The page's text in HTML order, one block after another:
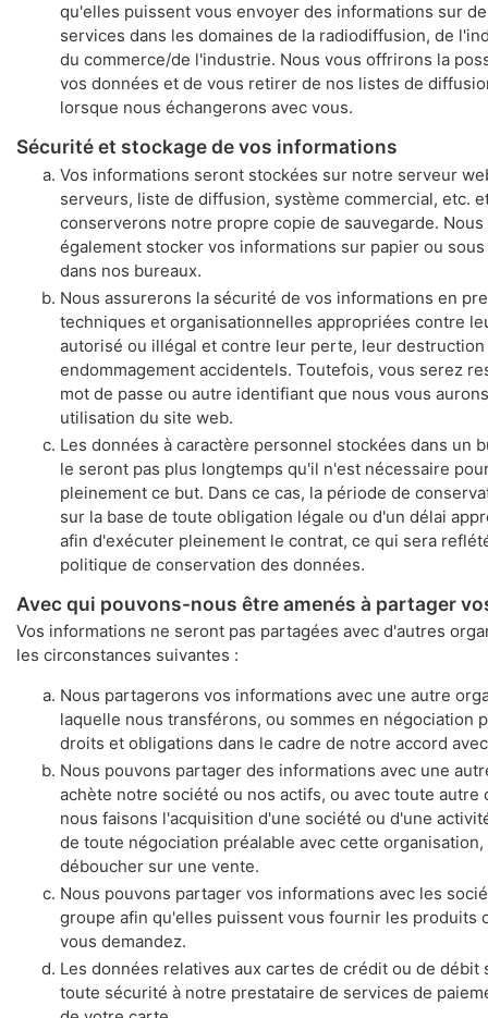
qu'elles puissent vous envoyer des informations sur
services dans les domaines de la radiodiffusion, de
du commerce/de l'industrie. Nous vous offrirons la
vos données et de vous retirer de nos listes de
lorsque nous échangerons avec vous.
Sécurité et stockage de vos informations
Vos informations seront stockées sur notre serveur
serveurs, liste de diffusion, système commercial, etc.
conserverons notre propre copie de sauvegarde.
également stocker vos informations sur papier ou
dans nos bureaux.
Nous assurerons la sécurité de vos informations en
techniques et organisationnelles appropriées contre
autorisé ou illégal et contre leur perte, leur
endommagement accidentels. Toutefois, vous serez
mot de passe ou autre identifiant que nous vous
utilisation du site web.
Les données à caractère personnel stockées dans un
le seront pas plus longtemps qu'il n'est nécessaire
pleinement ce but. Dans ce cas, la période de
sur la base de toute obligation légale ou d'un délai
afin d'exécuter pleinement le contrat, ce qui sera
politique de conservation des données.
Avec qui pouvons-nous être amenés à partager
Vos informations ne seront pas partagées avec d'autres
les circonstances suivantes :
Nous partagerons vos informations avec une autre
laquelle nous transférons, ou sommes en négociation
droits et obligations dans le cadre de notre accord
Nous pouvons partager des informations avec une
achète notre société ou nos actifs, ou avec toute autre
nous faisons l'acquisition d'une société ou d'une
de toute négociation préalable avec cette
déboucher sur une vente.
Nous pouvons partager vos informations avec les
groupe afin qu'elles puissent vous fournir les produits
vous demandez.
Les données relatives aux cartes de crédit ou de débit
toute sécurité à notre prestataire de services de